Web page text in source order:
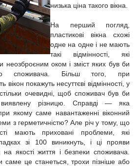
низька ціна такого вікна.
На перший погляд,
пластикові вікна схожі
одне на одне і не мають
такі відмінності, які
оком і зміст яких був би
споживача. Більш того, при
вікон покажуть несуттєві відмінності, у
очевидні, щоб споживач був би
виявлену різницю. Справді — яка
якому саме навантаженні віконний
з герметичністю? Але річ у тому, що
мають приховані проблеми, які
зі 100 виникнуть, і ці прояви
якості життя і безпеки споживача.
це станеться, трохи пізніше або